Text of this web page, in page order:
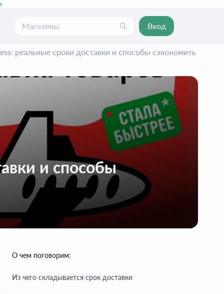
Вход
реальные сроки доставки и способы сэкономить
и способы
О чем поговорим:
Из чего складывается срок доставки